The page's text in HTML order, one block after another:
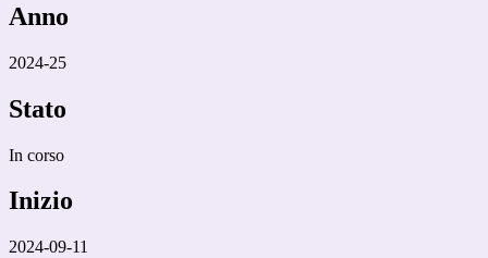
Anno
2024-25
Stato
In corso
Inizio
2024-09-11